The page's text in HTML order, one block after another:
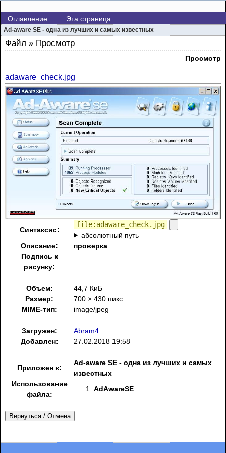
Оглавление Эта страница
Ad-aware SE - одна из лучших и самых известных
Файл » Просмотр
Просмотр
adaware_check.jpg
Синтаксис:
file:adaware_check.jpg
абсолютный путь
Описание:
проверка
Подпись к
рисунку:
Объем:
44,7 КиБ
Размер:
700 × 430 пикс.
MIME-тип:
image/jpeg
Загружен:
Abram4
Добавлен:
27.02.2018 19:58
Приложен к:
Ad-aware SE - одна из лучших и самых
известных
Использование
файла:
AdAwareSE
Вернуться / Отмена